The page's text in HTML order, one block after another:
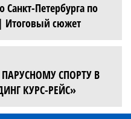
Санкт-Петербурга по
Итоговый сюжет
СПОРТУ В
КУРС-РЕЙС»